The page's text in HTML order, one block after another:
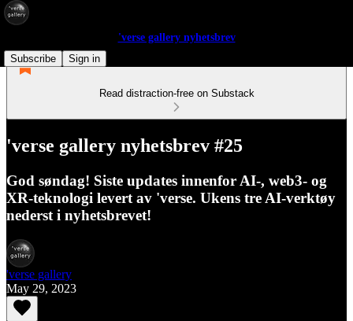
'verse gallery nyhetsbrev
Subscribe
Sign in
Read distraction-free on Substack
'verse gallery nyhetsbrev #25
God søndag! Siste updates innenfor AI-, web3- og
XR-teknologi levert av 'verse. Ukens tre AI-verktøy
nederst i nyhetsbrevet!
'verse gallery
May 29, 2023